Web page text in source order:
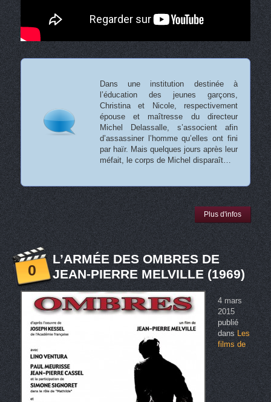
Dans une institution destinée à
l’éducation des jeunes garçons,
Christina et Nicole, respectivement
épouse et maîtresse du directeur
Michel Delassalle, s’associent afin
d’assassiner l’homme qu’elles ont fini
par haïr. Mais quelques jours après leur
méfait, le corps de Michel disparaît…
Plus d'infos
0
L’ARMÉE DES OMBRES DE
JEAN-PIERRE MELVILLE (1969)
4 mars
2015
publié
dans Les
films de